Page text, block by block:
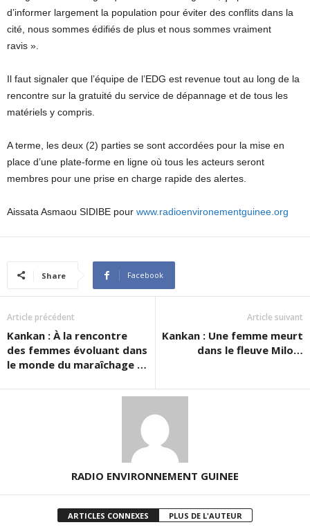
d’informer largement la population pour éviter des conflits dans la
cité, nous sommes édifiés de plus et nous sommes vraiment
ravis ».
Il faut signaler que l’équipe de l’EDG est revenue tout au long de la
rencontre sur la gratuité du service de dépannage et de tous les
matériels y compris.
A terme, les deux (2) parties se sont accordées pour la mise en
place d’une plate-forme en ligne où tous les acteurs seront
membres pour une prise en charge rapide des alertes.
Aissata Asmaou SIDIBE pour www.radioenvironementguinee.org
Share Facebook
Article précédent
Kankan : À la rencontre
des femmes évoluant dans
le monde du maraîchage …
Article suivant
Kankan : Une femme meurt
dans le fleuve Milo…
RADIO ENVIRONNEMENT GUINEE
ARTICLES CONNEXES PLUS DE L'AUTEUR